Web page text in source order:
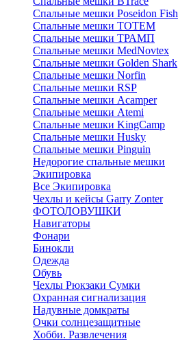
Спальные мешки Poseidon Fish
Спальные мешки ТОТЕМ
Спальные мешки ТРАМП
Cпальные мешки MedNovtex
Спальные мешки Golden Shark
Спальные мешки Norfin
Спальные мешки RSP
Спальные мешки Acamper
Спальные мешки Atemi
Спальные мешки KingCamp
Спальные мешки Husky
Спальные мешки Pinguin
Недорогие спальные мешки
Экипировка
Все Экипировка
Чехлы и кейсы Garry Zonter
ФОТОЛОВУШКИ
Навигаторы
Фонари
Бинокли
Одежда
Обувь
Чехлы Рюкзаки Сумки
Охранная сигнализация
Надувные домкраты
Очки солнцезащитные
Хобби. Развлечения